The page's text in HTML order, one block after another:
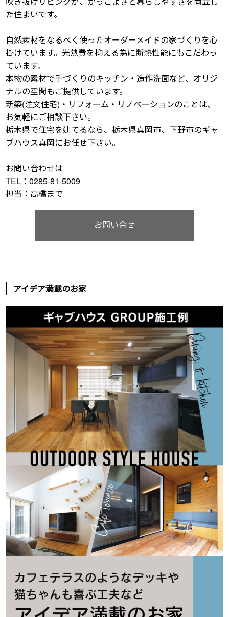
た住まいです。
自然素材をなるべく使ったオーダーメイドの家づくりを心
掛けています。光熱費を抑える為に断熱性能にもこだわっ
ています。
本物の素材で手づくりのキッチン・造作洗面など、オリジ
ナルの空間もご提供しています。
新築(注文住宅)・リフォーム・リノベーションのことは、
お気軽にご相談下さい。
栃木県で住宅を建てるなら、栃木県真岡市、下野市のギャ
ブハウス真岡にお任せ下さい。
お問い合わせは
TEL：0285-81-5009
担当：高橋まで
お問い合せ
アイデア満載のお家